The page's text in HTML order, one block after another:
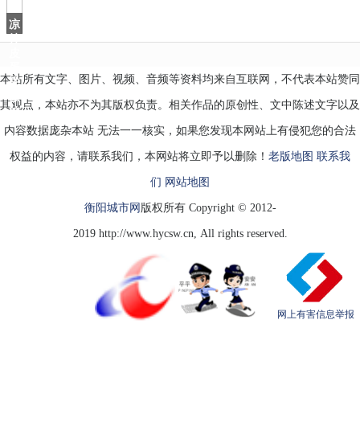
凉
拌
先
做
这
一
本站所有文字、图片、视频、音频等资料均来自互联网，不代表本站赞同
其观点，本站亦不为其版权负责。相关作品的原创性、文中陈述文字以及
内容数据庞杂本站 无法一一核实，如果您发现本网站上有侵犯您的合法
权益的内容，请联系我们，本网站将立即予以删除！ 老版地图 联系我
们 网站地图
衡阳城市网 版权所有 Copyright © 2012-
2019 http://www.hycsw.cn, All rights reserved.
网上有害信息举报